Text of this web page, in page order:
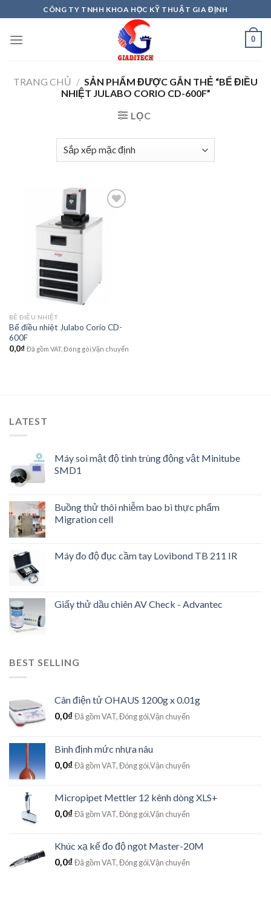
to
content
CÔNG TY TNHH KHOA HỌC KỸ THUẬT GIA ĐỊNH
0
TRANG CHỦ / SẢN PHẨM ĐƯỢC GẮN THẺ “BỂ ĐIỀU
NHIỆT JULABO CORIO CD-600F”
LỌC
BỂ ĐIỀU NHIỆT
Bể điều nhiệt Julabo Corio CD-
600F
0,0₫ Đã gồm VAT, Đóng gói,Vận chuyển
LATEST
Máy soi mật độ tinh trùng động vật Minitube
SMD1
Buồng thử thôi nhiễm bao bì thực phẩm
Migration cell
Máy đo độ đục cầm tay Lovibond TB 211 IR
Giấy thử dầu chiên AV Check - Advantec
BEST SELLING
Cân điện tử OHAUS 1200g x 0.01g
0,0₫Đã gồm VAT, Đóng gói,Vận chuyển
Bình định mức nhựa nâu
0,0₫Đã gồm VAT, Đóng gói,Vận chuyển
Micropipet Mettler 12 kênh dòng XLS+
0,0₫Đã gồm VAT, Đóng gói,Vận chuyển
Khúc xạ kế đo độ ngọt Master-20M
0,0₫Đã gồm VAT, Đóng gói,Vận chuyển